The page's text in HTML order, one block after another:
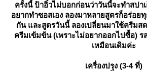
ครั้งนี้ ป้าอิ๋วไม่บอกก่อนว่าวันนี้จะทำสปา
อยากทำซอสเอง ลองมาหลายสูตรก็อร่อย
กัน และสูตรวันนี้ ลองเปลี่ยนมาใช้ครีม
ครีมเข้มข้น (เพราะไม่อยากออกไปซื้อ)
เหมือนเดิมค่ะ
เครื่องปรุง (3-4 ที่)